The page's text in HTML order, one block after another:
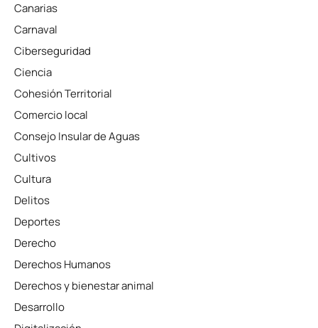
Canarias
Carnaval
Ciberseguridad
Ciencia
Cohesión Territorial
Comercio local
Consejo Insular de Aguas
Cultivos
Cultura
Delitos
Deportes
Derecho
Derechos Humanos
Derechos y bienestar animal
Desarrollo